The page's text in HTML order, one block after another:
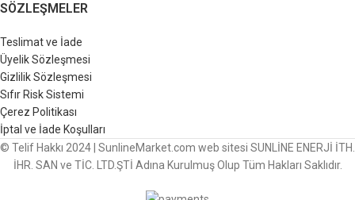
SÖZLEŞMELER
Teslimat ve İade
Üyelik Sözleşmesi
Gizlilik Sözleşmesi
Sıfır Risk Sistemi
Çerez Politikası
İptal ve İade Koşulları
© Telif Hakkı 2024 | SunlineMarket.com web sitesi SUNLİNE ENERJİ İTH.
İHR. SAN ve TİC. LTD.ŞTİ Adına Kurulmuş Olup Tüm Hakları Saklıdır.